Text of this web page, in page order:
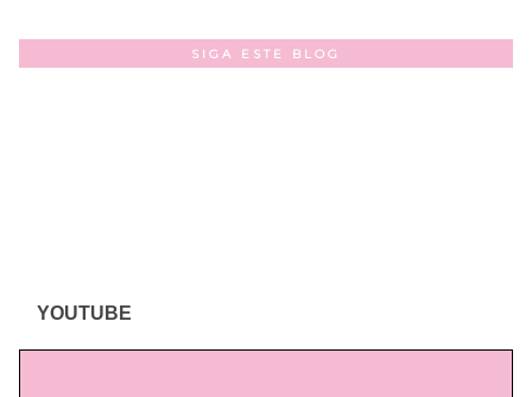
SIGA ESTE BLOG
YOUTUBE